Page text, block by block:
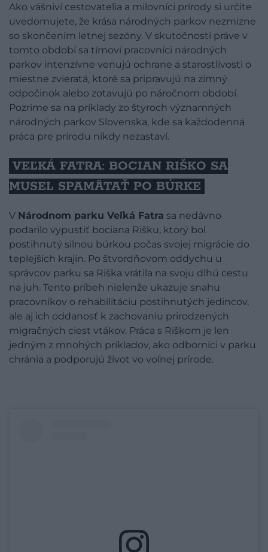
Ako vášniví cestovatelia a milovníci prírody si určite
uvedomujete, že krása národných parkov nezmizne
so skončením letnej sezóny. V skutočnosti práve v
tomto období sa tímoví pracovníci národných
parkov intenzívne venujú ochrane a starostlivosti o
miestne zvieratá, ktoré sa pripravujú na zimný
odpočinok alebo zotavujú po náročnom období.
Pozrime sa na príklady zo štyroch významných
národných parkov Slovenska, kde sa každodenná
práca pre prírodu nikdy nezastaví.
VEĽKÁ FATRA: BOCIAN RIŠKO SA
MUSEL SPAMÄTAŤ PO BÚRKE
V Národnom parku Veľká Fatra sa nedávno
podarilo vypustiť bociana Rišku, ktorý bol
postihnutý silnou búrkou počas svojej migrácie do
teplejších krajín. Po štvordňovom oddychu u
správcov parku sa Riška vrátila na svoju dlhú cestu
na juh. Tento príbeh nielenže ukazuje snahu
pracovníkov o rehabilitáciu postihnutých jedincov,
ale aj ich oddanosť k zachovaniu prirodzených
migračných ciest vtákov. Práca s Riškom je len
jedným z mnohých príkladov, ako odborníci v parku
chránia a podporujú život vo voľnej prírode.